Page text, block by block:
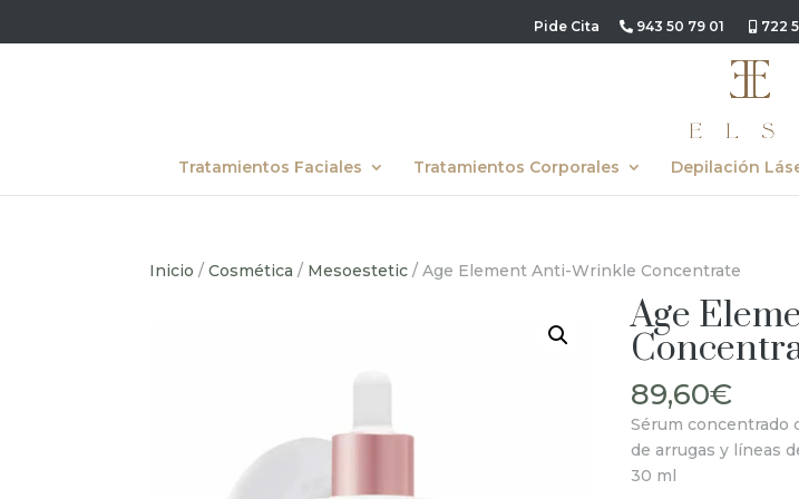
Pide Cita 943 50 79 01 722
Tratamientos Faciales Tratamientos Corporales Depilación
Inicio /Cosmética / Mesoestetic / Age Element Anti-Wrinkle Concentrate
Age
89,60€
Sérum concentrado
de arrugas y líneas
30 ml